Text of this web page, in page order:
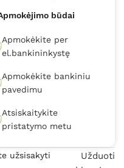
būdai
Apmokėkite per
el.bankininkystę
Apmokėkite bankiniu
pavedimu
Atsiskaitykite
pristatymo metu
užsisakyti
Užduoti